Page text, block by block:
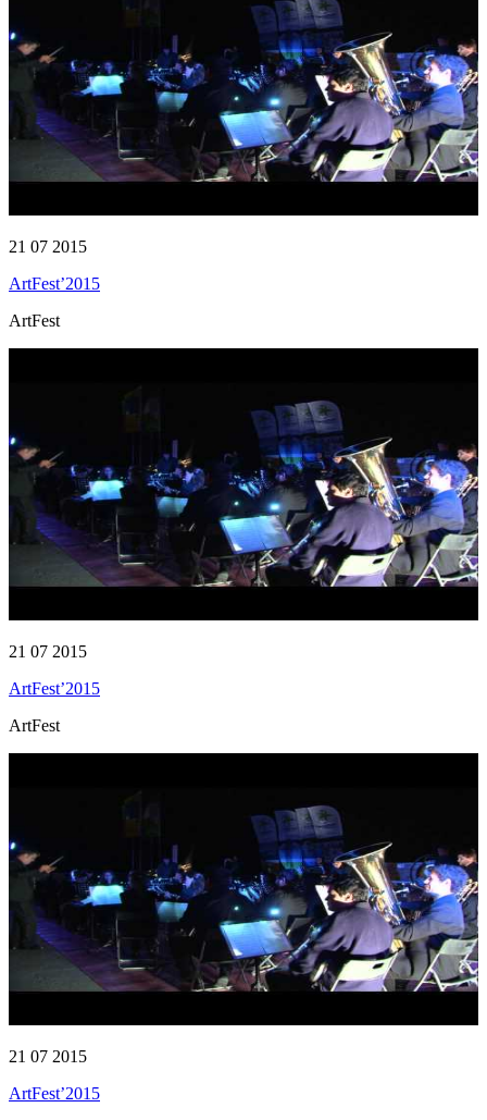
21 07 2015
ArtFest’2015
ArtFest
21 07 2015
ArtFest’2015
ArtFest
21 07 2015
ArtFest’2015